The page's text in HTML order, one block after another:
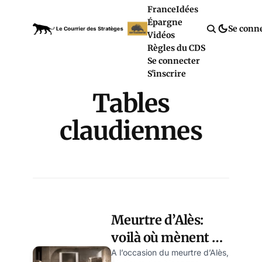
FranceIdées
Épargne
Vidéos
Règles du CDS
Se connecter
S'inscrire
Se
Tables
claudiennes
Meurtre d’Alès:
voilà où mènent 40
ans
A l’occasion du meurtre d’Alès,